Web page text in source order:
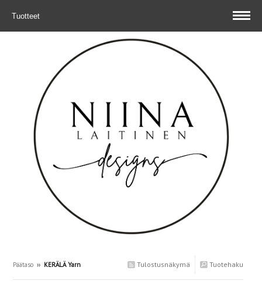
Tuotteet
Tuotehaku
Tulostusnäkymä
Päätaso ›› KERÄLÄ Yarn